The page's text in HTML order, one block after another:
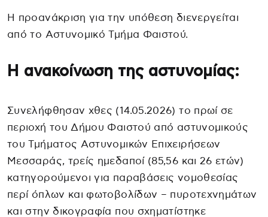
Η προανάκριση για την υπόθεση διενεργείται
από το Αστυνομικό Τμήμα Φαιστού.
Η ανακοίνωση της αστυνομίας:
Συνελήφθησαν χθες (14.05.2026) το πρωί σε
περιοχή του Δήμου Φαιστού από αστυνομικούς
του Τμήματος Αστυνομικών Επιχειρήσεων
Μεσσαράς, τρείς ημεδαποί (85,56 και 26 ετών)
κατηγορούμενοι για παραβάσεις νομοθεσίας
περί όπλων και φωτοβολίδων – πυροτεχνημάτων
και στην δικογραφία που σχηματίστηκε